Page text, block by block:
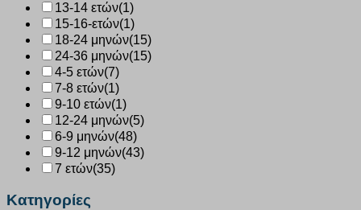
13-14 ετών(1)
15-16-ετών(1)
18-24 μηνών(15)
24-36 μηνών(15)
4-5 ετών(7)
7-8 ετών(1)
9-10 ετών(1)
12-24 μηνών(5)
6-9 μηνών(48)
9-12 μηνών(43)
7 ετών(35)
Κατηγορίες